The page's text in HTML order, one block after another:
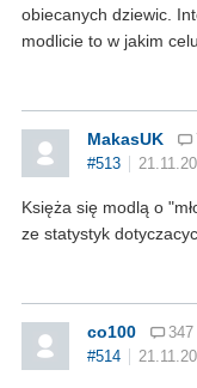
obiecanych dziewic.
modlicie to w jakim
MakasUK
#513
Księża się modlą o
ze statystyk
co100
347
#514